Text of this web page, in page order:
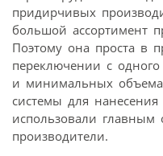
придирчивых
большой ассортимент
Поэтому она проста в
переключении с
и минимальных
системы для
использовали главным
производители.